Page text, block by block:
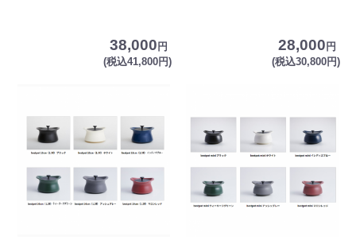
38,000 円
(税込41,800円)
28,000 円
(税込30,800円)